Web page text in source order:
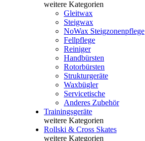
weitere Kategorien
Gleitwax
Steigwax
NoWax Steigzonenpflege
Fellpflege
Reiniger
Handbürsten
Rotorbürsten
Strukturgeräte
Waxbügler
Servicetische
Anderes Zubehör
Trainingsgeräte
weitere Kategorien
Rollski & Cross Skates
weitere Kategorien